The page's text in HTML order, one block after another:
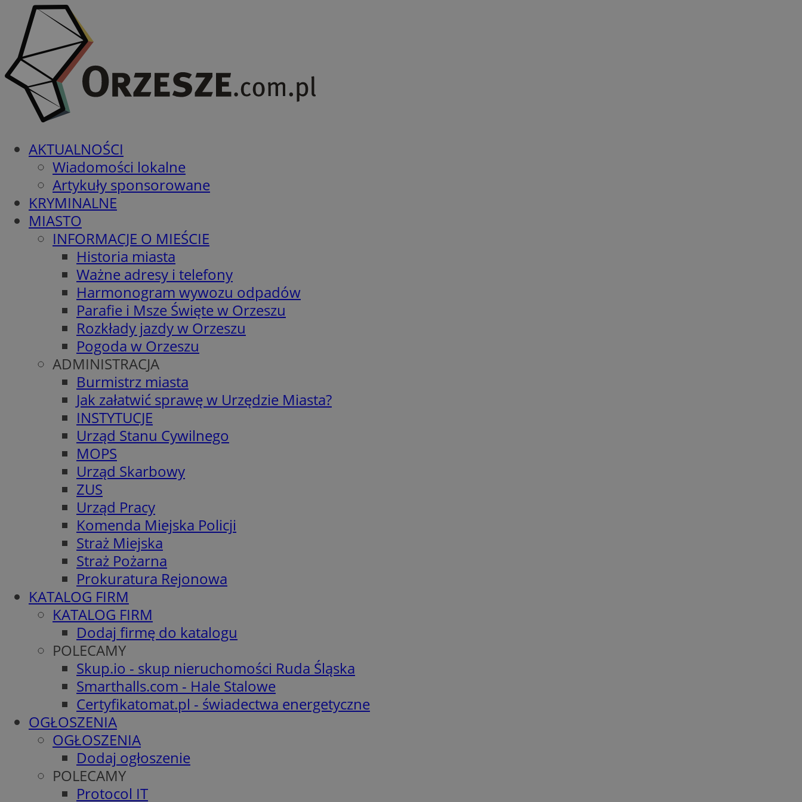
AKTUALNOŚCI
Wiadomości lokalne
Artykuły sponsorowane
KRYMINALNE
MIASTO
INFORMACJE O MIEŚCIE
Historia miasta
Ważne adresy i telefony
Harmonogram wywozu odpadów
Parafie i Msze Święte w Orzeszu
Rozkłady jazdy w Orzeszu
Pogoda w Orzeszu
ADMINISTRACJA
Burmistrz miasta
Jak załatwić sprawę w Urzędzie Miasta?
INSTYTUCJE
Urząd Stanu Cywilnego
MOPS
Urząd Skarbowy
ZUS
Urząd Pracy
Komenda Miejska Policji
Straż Miejska
Straż Pożarna
Prokuratura Rejonowa
KATALOG FIRM
KATALOG FIRM
Dodaj firmę do katalogu
POLECAMY
Skup.io - skup nieruchomości Ruda Śląska
Smarthalls.com - Hale Stalowe
Certyfikatomat.pl - świadectwa energetyczne
OGŁOSZENIA
OGŁOSZENIA
Dodaj ogłoszenie
POLECAMY
Protocol IT